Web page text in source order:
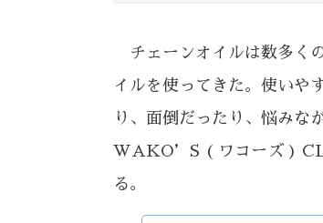
チェーンオイルは数多く
イルを使ってきた。使いや
り、面倒だったり、悩みな
WAKO’S ( ワコーズ ) CL-
る。